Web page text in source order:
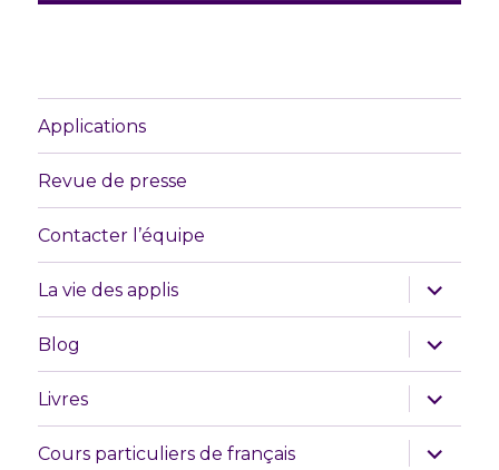
Applications
Revue de presse
Contacter l’équipe
La vie des applis
ouvrir
le
sous-
menu
Blog
ouvrir
le
sous-
menu
Livres
ouvrir
le
sous-
menu
Cours particuliers de français
ouvrir
le